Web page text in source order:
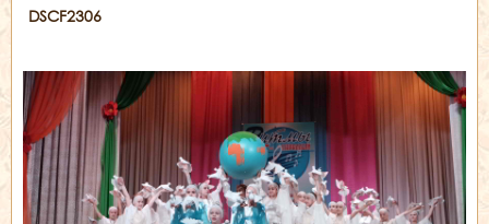
DSCF2306